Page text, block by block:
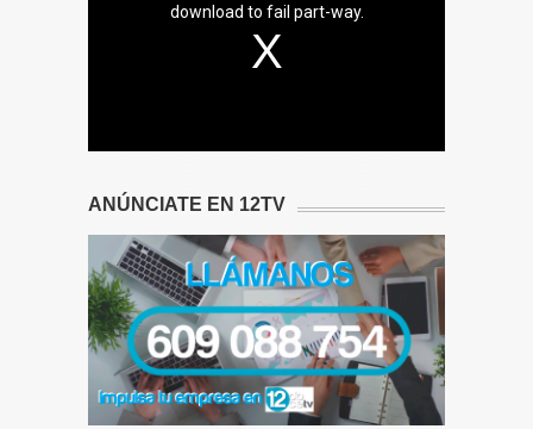
download to fail part-way.
ANÚNCIATE EN 12TV